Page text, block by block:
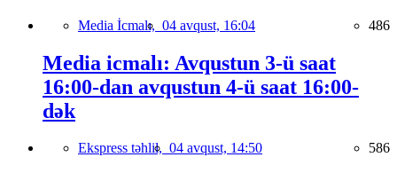
Media İcmalı, 04 avqust, 16:04 486
Media icmalı: Avqustun 3-ü saat
16:00-dan avqustun 4-ü saat 16:00-
dək
Ekspress təhlil, 04 avqust, 14:50 586